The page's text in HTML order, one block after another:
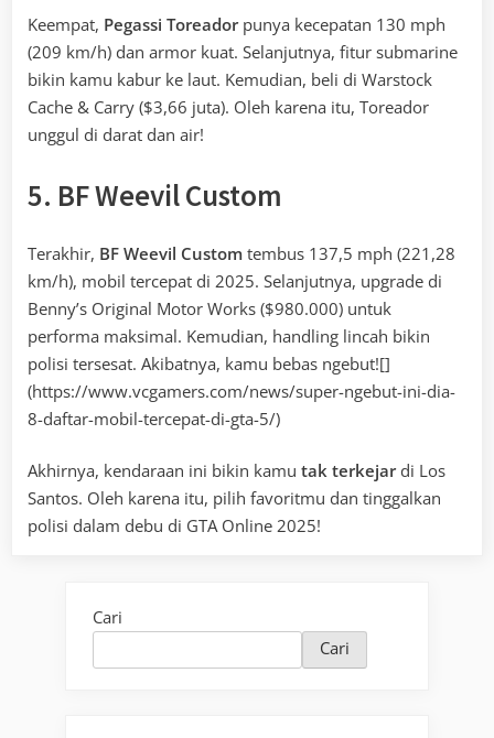
Keempat, Pegassi Toreadorpunya kecepatan 130 mph
(209 km/h) dan armor kuat. Selanjutnya, fitur submarine
bikin kamu kabur ke laut. Kemudian, beli di Warstock
Cache & Carry ($3,66 juta). Oleh karena itu, Toreador
unggul di darat dan air!
5. BF Weevil Custom
Terakhir, BF Weevil Custom tembus 137,5 mph (221,28
km/h), mobil tercepat di 2025. Selanjutnya, upgrade di
Benny’s Original Motor Works ($980.000) untuk
performa maksimal. Kemudian, handling lincah bikin
polisi tersesat. Akibatnya, kamu bebas ngebut![]
(https://www.vcgamers.com/news/super-ngebut-ini-dia-
8-daftar-mobil-tercepat-di-gta-5/)
Akhirnya, kendaraan ini bikin kamu tak terkejardi Los
Santos. Oleh karena itu, pilih favoritmu dan tinggalkan
polisi dalam debu di GTA Online 2025!
Cari
Cari